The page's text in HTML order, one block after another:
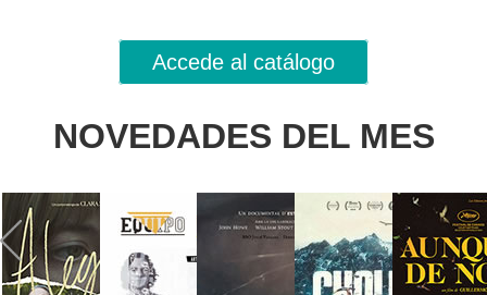
Accede al catálogo
NOVEDADES DEL MES